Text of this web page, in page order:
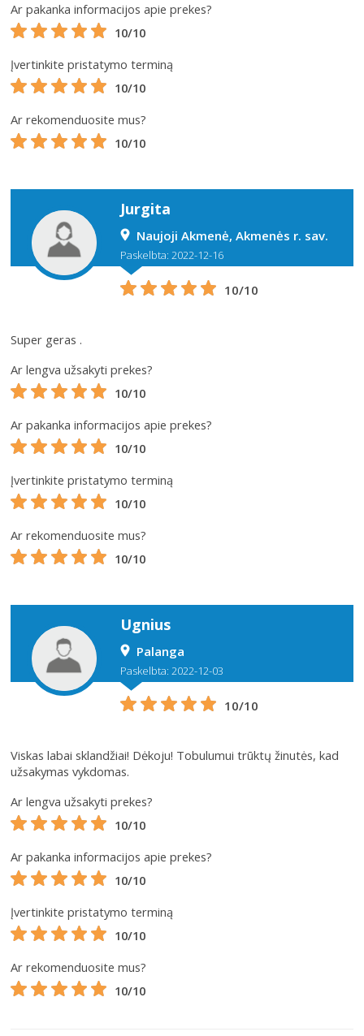
Ar pakanka informacijos apie prekes?
10/10
Įvertinkite pristatymo terminą
10/10
Ar rekomenduosite mus?
10/10
Jurgita
Naujoji Akmenė, Akmenės r. sav.
Paskelbta: 2022-12-16
10/10
Super geras .
Ar lengva užsakyti prekes?
10/10
Ar pakanka informacijos apie prekes?
10/10
Įvertinkite pristatymo terminą
10/10
Ar rekomenduosite mus?
10/10
Ugnius
Palanga
Paskelbta: 2022-12-03
10/10
Viskas labai sklandžiai! Dėkoju! Tobulumui trūktų žinutės, kad
užsakymas vykdomas.
Ar lengva užsakyti prekes?
10/10
Ar pakanka informacijos apie prekes?
10/10
Įvertinkite pristatymo terminą
10/10
Ar rekomenduosite mus?
10/10